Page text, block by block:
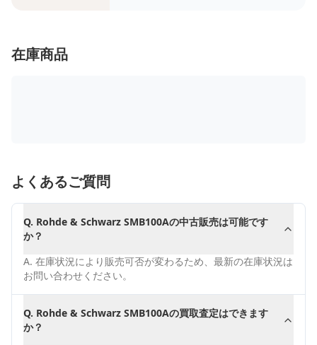
在庫商品
よくあるご質問
Q. Rohde & Schwarz SMB100Aの中古販売は可能です
か？
A. 在庫状況により販売可否が変わるため、最新の在庫状況は
お問い合わせください。
Q. Rohde & Schwarz SMB100Aの買取査定はできます
か？